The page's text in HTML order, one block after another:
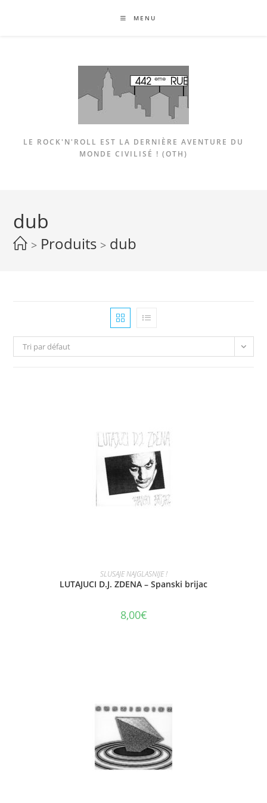
MENU
LE ROCK'N'ROLL EST LA DERNIÈRE AVENTURE DU
MONDE CIVILISÉ ! (OTH)
dub
> Produits > dub
Tri par défaut
AJOUTER AU PANIER
SLUSAJE NAJGLASNIJE !
LUTAJUCI D.J. ZDENA – Spanski brijac
8,00€